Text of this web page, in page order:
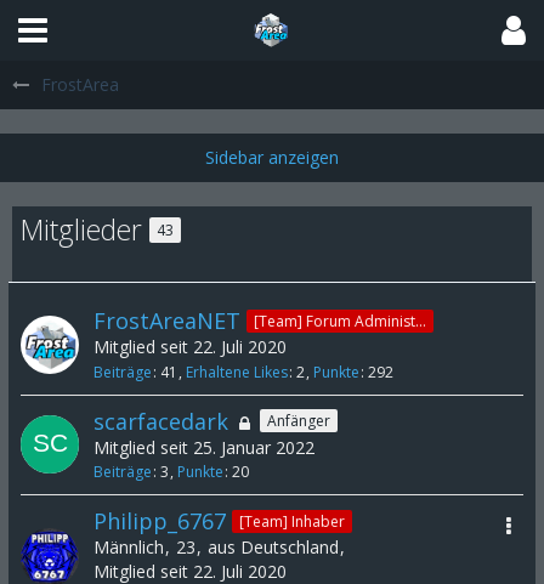
FrostArea
Mitglieder 43
FrostAreaNET [Team] Forum Administrator
Mitglied seit 22. Juli 2020
Beiträge 41 Erhaltene Likes 2 Punkte 292
scarfacedark Anfänger
Mitglied seit 25. Januar 2022
Beiträge 3 Punkte 20
Philipp_6767 [Team] Inhaber
Männlich 23 aus Deutschland
Mitglied seit 22. Juli 2020